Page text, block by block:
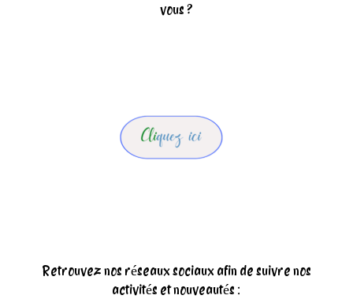
vous ?
Retrouvez nos réseaux sociaux afin de suivre nos
activités et nouveautés :